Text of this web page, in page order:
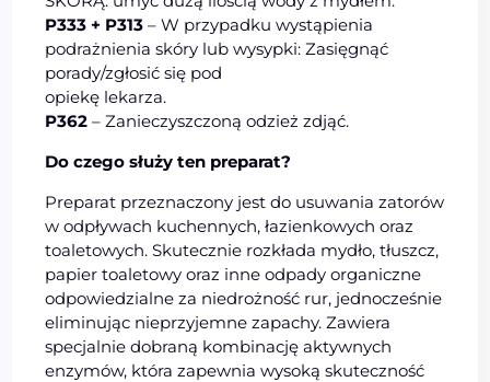
P333 + P313 – W przypadku wystąpienia
podrażnienia skóry lub wysypki: Zasięgnąć
porady/zgłosić się pod
opiekę lekarza.
P362 – Zanieczyszczoną odzież zdjąć.
Do czego służy ten preparat?
Preparat przeznaczony jest do usuwania zatorów
w odpływach kuchennych, łazienkowych oraz
toaletowych. Skutecznie rozkłada mydło, tłuszcz,
papier toaletowy oraz inne odpady organiczne
odpowiedzialne za niedrożność rur, jednocześnie
eliminując nieprzyjemne zapachy. Zawiera
specjalnie dobraną kombinację aktywnych
enzymów, która zapewnia wysoką skuteczność